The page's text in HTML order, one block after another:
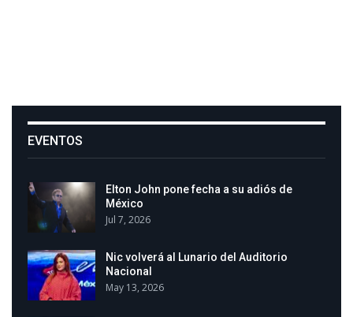
EVENTOS
Elton John pone fecha a su adiós de
México
Jul 7, 2026
Nic volverá al Lunario del Auditorio
Nacional
May 13, 2026